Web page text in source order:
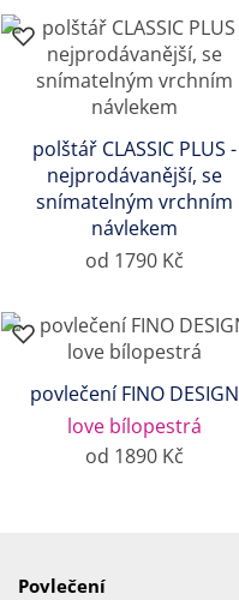
polštář CLASSIC PLUS -
nejprodávanější, se
snímatelným vrchním
návlekem
od 1790 Kč
povlečení FINO DESIGN
love bílopestrá
od 1890 Kč
Povlečení